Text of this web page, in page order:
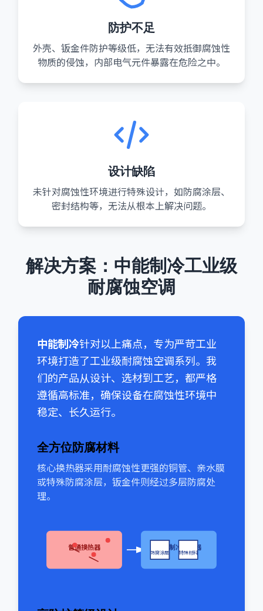
防护不足
外壳、钣金件防护等级低，无法有效抵御腐蚀性
物质的侵蚀，内部电气元件暴露在危险之中。
设计缺陷
未针对腐蚀性环境进行特殊设计，如防腐涂层、
密封结构等，无法从根本上解决问题。
解决方案：中能制冷工业级
耐腐蚀空调
中能制冷针对以上痛点，专为严苛工业
环境打造了工业级耐腐蚀空调系列。我
们的产品从设计、选材到工艺，都严格
遵循高标准，确保设备在腐蚀性环境中
稳定、长久运行。
全方位防腐材料
核心换热器采用耐腐蚀性更强的铜管、亲水膜
或特殊防腐涂层，钣金件则经过多层防腐处
理。
普通换热器 中能制冷换热器
防腐涂层 特殊材料